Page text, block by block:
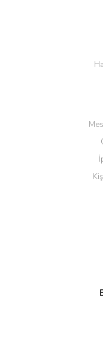
Ürün resmi
Ürün
Ürün bilgilerinde
Ürün fiyatı diğer
Bu ürüne benzer